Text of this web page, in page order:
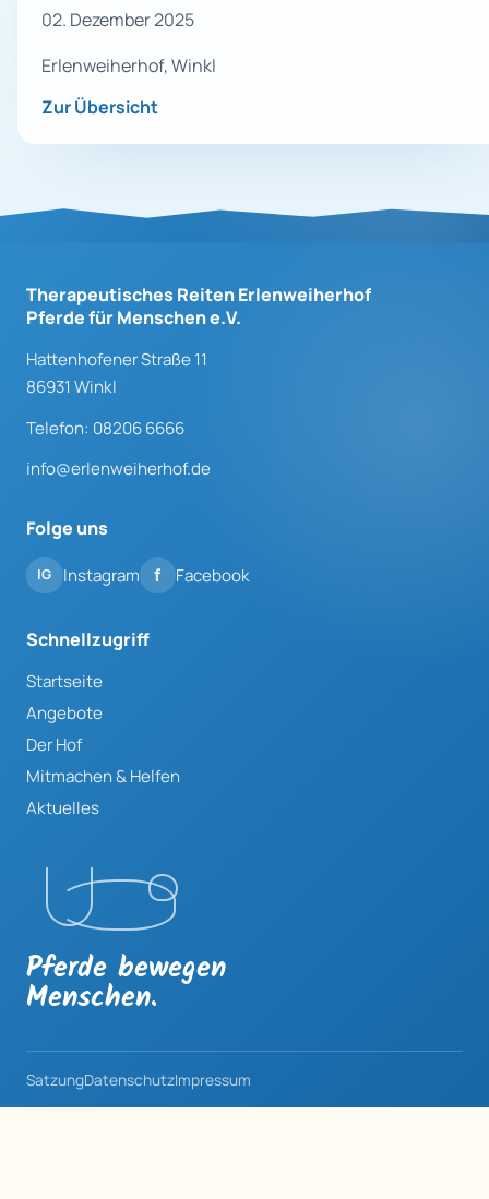
02. Dezember 2025
Erlenweiherhof, Winkl
Zur Übersicht
Therapeutisches Reiten Erlenweiherhof
Pferde für Menschen e.V.
Hattenhofener Straße 11
86931 Winkl
Telefon: 08206 6666
info@erlenweiherhof.de
Folge uns
Instagram Facebook
Schnellzugriff
Startseite
Angebote
Der Hof
Mitmachen & Helfen
Aktuelles
Pferde bewegen
Menschen.
SatzungDatenschutzImpressum